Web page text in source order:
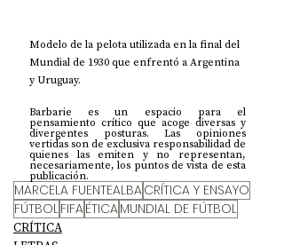
Modelo de la pelota utilizada en la final del
Mundial de 1930 que enfrentó a Argentina
y Uruguay.
Barbarie es un espacio para el
pensamiento crítico que acoge diversas y
divergentes posturas. Las opiniones
vertidas son de exclusiva responsabilidad de
quienes las emiten y no representan,
necesariamente, los puntos de vista de esta
publicación.
MARCELA FUENTEALBACRÍTICA Y ENSAYO
FÚTBOLFIFAÉTICAMUNDIAL DE FÚTBOL
CRÍTICA